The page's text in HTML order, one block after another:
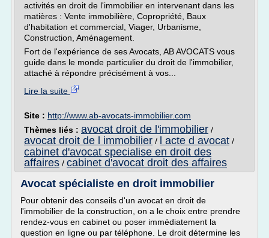
activités en droit de l'immobilier en intervenant dans les
matières : Vente immobilière, Copropriété, Baux
d'habitation et commercial, Viager, Urbanisme,
Construction, Aménagement.
Fort de l'expérience de ses Avocats, AB AVOCATS vous
guide dans le monde particulier du droit de l'immobilier,
attaché à répondre précisément à vos...
Lire la suite
Site : http://www.ab-avocats-immobilier.com
Thèmes liés : avocat droit de l'immobilier /
avocat droit de l immobilier / l acte d avocat /
cabinet d'avocat specialise en droit des
affaires / cabinet d'avocat droit des affaires
Avocat spécialiste en droit immobilier
Pour obtenir des conseils d'un avocat en droit de
l'immobilier de la construction, on a le choix entre prendre
rendez-vous en cabinet ou poser immédiatement la
question en ligne ou par téléphone. Le droit détermine les